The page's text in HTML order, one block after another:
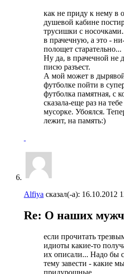
как не приду к нему в
душевой кабине
трусишки с
в прачечную, а это -
полощет старательно...
Ну да, в прачечной не
писю разъест.
А мой может в
футболке пойти в
футболка памятная, с
сказала-еще раз на
мусорке. Убоялся.
лежит, на память:)
Alfiya сказал(-а): 16.10.2012
Re: О наших
если прочитать
идиоты какие-то
их описали... Надо бы
тему завести - какие
придурошные...